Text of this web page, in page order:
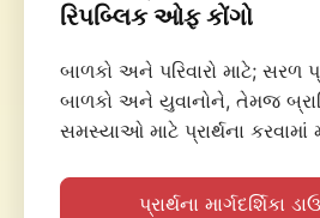
રિપબ્લિક ઓફ કોંગો
બાળકો અને પરિવારો માટે; સરળ
બાળકો અને યુવાનોને, તેમજ
સમસ્યાઓ માટે પ્રાર્થના
પ્રાર્થના માર્ગદર્શિકા